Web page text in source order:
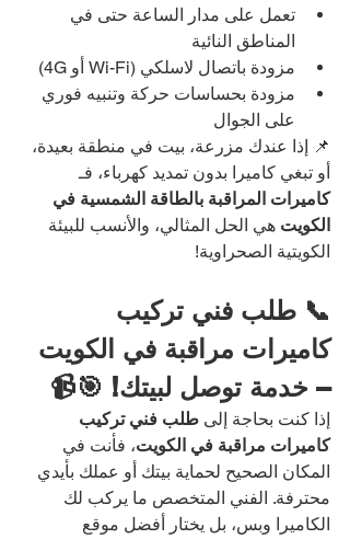
تعمل على مدار الساعة حتى في
المناطق النائية
مزودة باتصال لاسلكي (Wi-Fi أو 4G)
مزودة بحساسات حركة وتنبيه فوري
على الجوال
📌 إذا عندك مزرعة، بيت في منطقة بعيدة،
أو تبغي كاميرا بدون تمديد كهرباء، فـ
كاميرات المراقبة بالطاقة الشمسية في
الكويت هي الحل المثالي، والأنسب للبيئة
الكويتية الصحراوية!
📞 طلب فني تركيب
كاميرات مراقبة في الكويت
– خدمة توصل لبيتك! 🎯📹
إذا كنت بحاجة إلى طلب فني تركيب
كاميرات مراقبة في الكويت، فأنت في
المكان الصحيح لحماية بيتك أو عملك بأيدي
محترفة. الفني المتخصص ما يركب لك
الكاميرا وبس، بل يختار أفضل موقع